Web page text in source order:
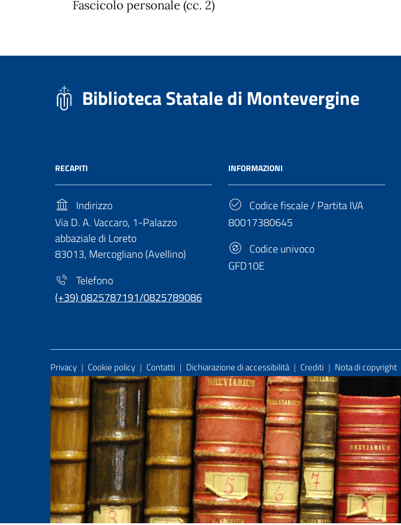
Fascicolo personale (cc. 2)
Biblioteca Statale di Montevergine
RECAPITI
Indirizzo
Via D. A. Vaccaro, 1-Palazzo
abbaziale di Loreto
83013, Mercogliano (Avellino)
Telefono
(+39) 0825787191/0825789086
INFORMAZIONI
Codice fiscale / Partita IVA
80017380645
Codice univoco
GFD10E
Useful Links Section
Privacy | Cookie policy | Contatti | Dichiarazione di accessibilità | Crediti | Nota di copyright